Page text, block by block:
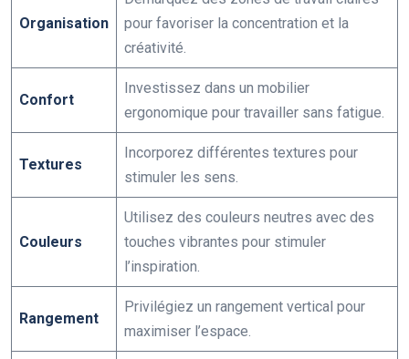
Organisation
pour favoriser la concentration et la
créativité.
Confort
Investissez dans un mobilier
ergonomique pour travailler sans fatigue.
Textures
Incorporez différentes textures pour
stimuler les sens.
Couleurs
Utilisez des couleurs neutres avec des
touches vibrantes pour stimuler
l’inspiration.
Rangement
Privilégiez un rangement vertical pour
maximiser l’espace.